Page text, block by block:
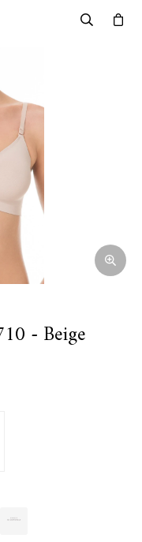
- Beige